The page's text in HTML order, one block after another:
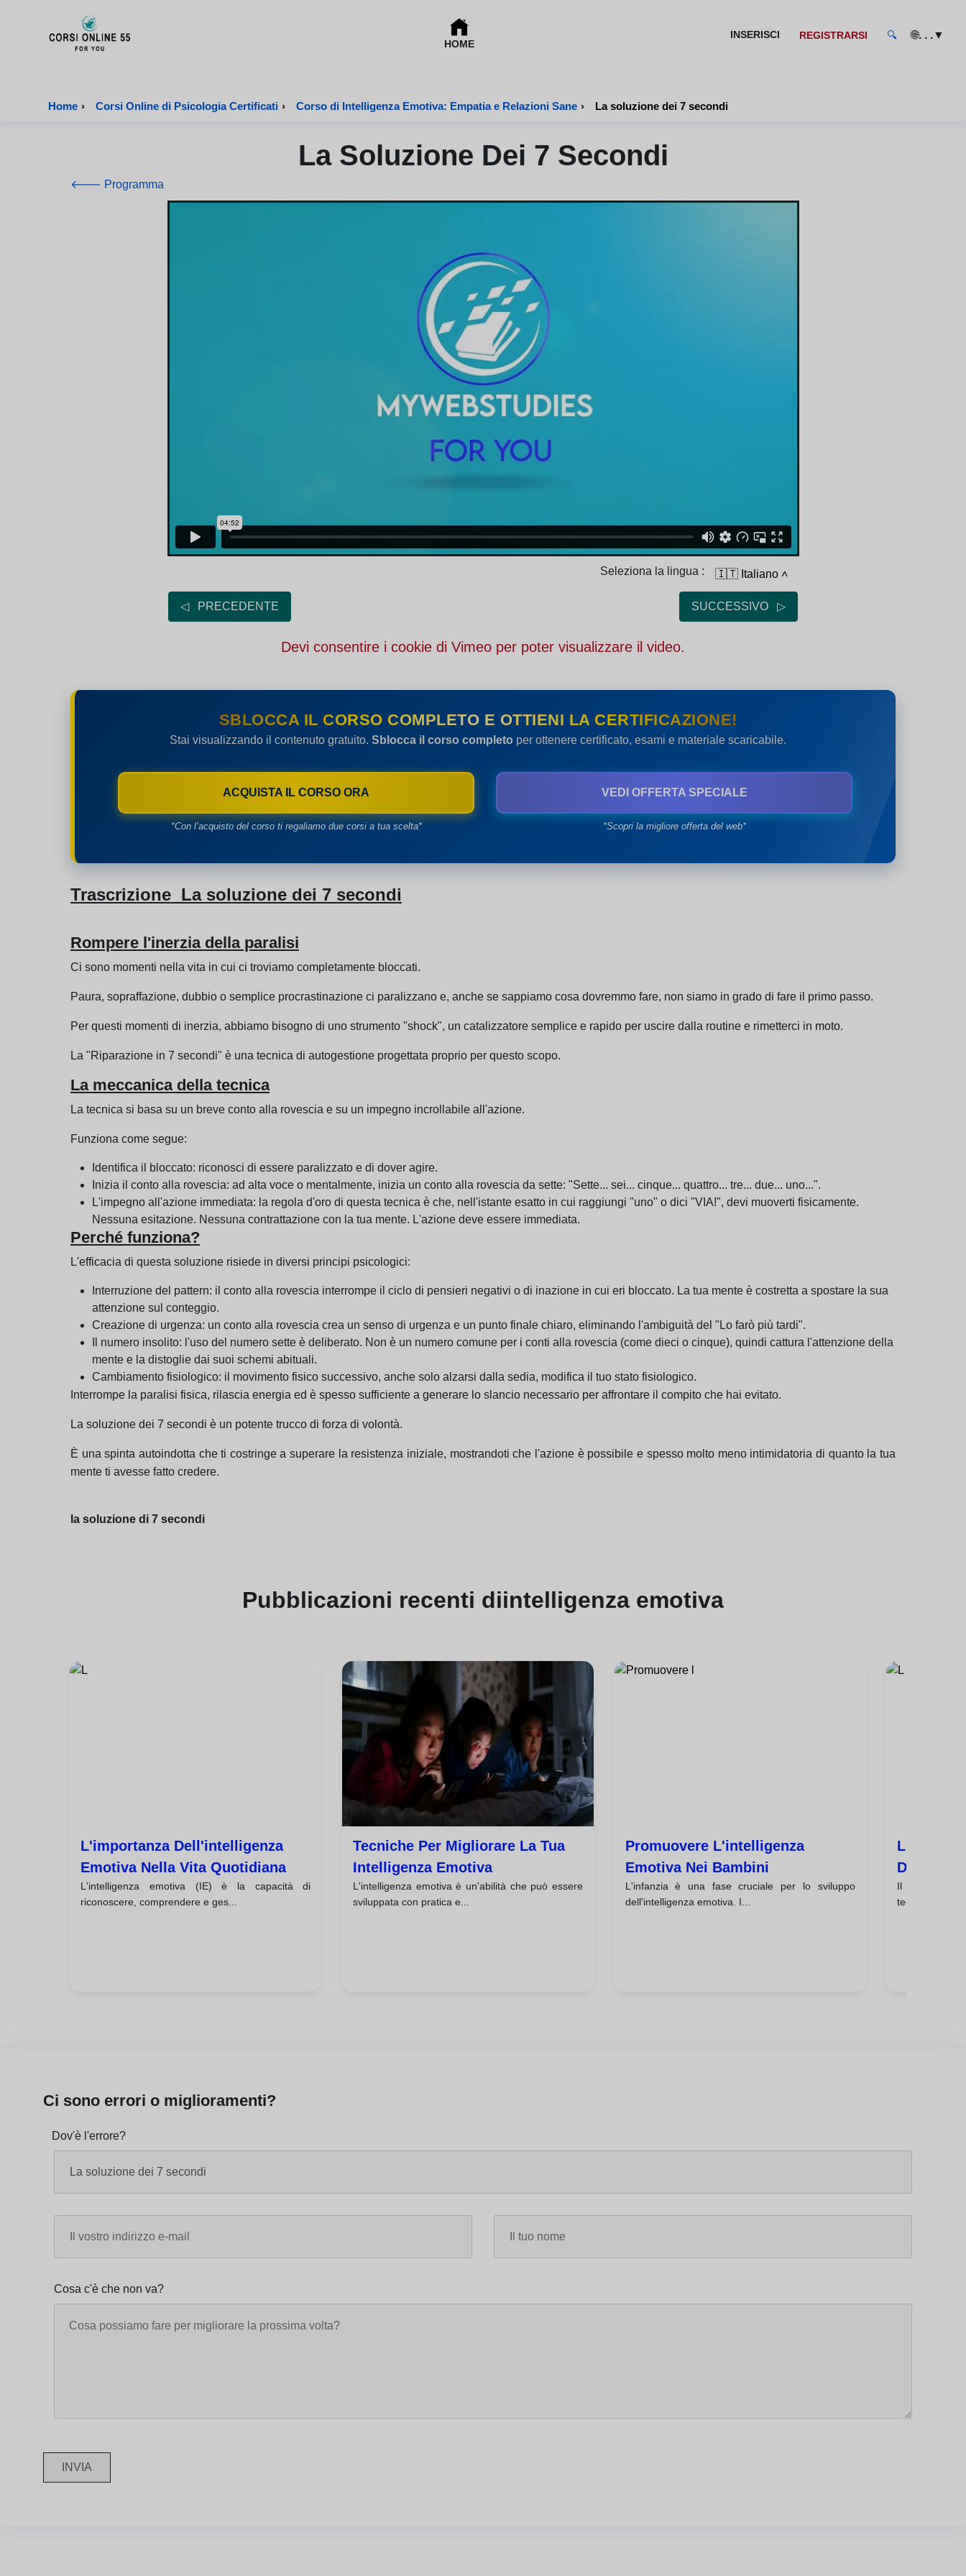
HOME
INSERISCI REGISTRARSI 🔍 🌐. . .▼
Home › Corsi Online di Psicologia Certificati › Corso di Intelligenza Emotiva: Empatia e Relazioni Sane › La soluzione dei 7 secondi
La Soluzione Dei 7 Secondi
🡐 Programma
Seleziona la lingua : 🇮🇹 Italiano ˄
◁ PRECEDENTE SUCCESSIVO ▷
Devi consentire i cookie di Vimeo per poter visualizzare il video.
SBLOCCA IL CORSO COMPLETO E OTTIENI LA CERTIFICAZIONE!
Stai visualizzando il contenuto gratuito. Sblocca il corso completo per ottenere certificato, esami e materiale scaricabile.
ACQUISTA IL CORSO ORA
*Con l’acquisto del corso ti regaliamo due corsi a tua scelta*
VEDI OFFERTA SPECIALE
*Scopri la migliore offerta del web*
Trascrizione La soluzione dei 7 secondi
Rompere l'inerzia della paralisi
Ci sono momenti nella vita in cui ci troviamo completamente bloccati.
Paura, sopraffazione, dubbio o semplice procrastinazione ci paralizzano e, anche se sappiamo cosa dovremmo fare, non siamo in grado di fare il primo passo.
Per questi momenti di inerzia, abbiamo bisogno di uno strumento "shock", un catalizzatore semplice e rapido per uscire dalla routine e rimetterci in moto.
La "Riparazione in 7 secondi" è una tecnica di autogestione progettata proprio per questo scopo.
La meccanica della tecnica
La tecnica si basa su un breve conto alla rovescia e su un impegno incrollabile all'azione.
Funziona come segue:
Identifica il bloccato: riconosci di essere paralizzato e di dover agire.
Inizia il conto alla rovescia: ad alta voce o mentalmente, inizia un conto alla rovescia da sette: "Sette... sei... cinque... quattro... tre... due... uno...".
L'impegno all'azione immediata: la regola d'oro di questa tecnica è che, nell'istante esatto in cui raggiungi "uno" o dici "VIA!", devi muoverti fisicamente.
Nessuna esitazione. Nessuna contrattazione con la tua mente. L'azione deve essere immediata.
Perché funziona?
L'efficacia di questa soluzione risiede in diversi principi psicologici:
Interruzione del pattern: il conto alla rovescia interrompe il ciclo di pensieri negativi o di inazione in cui eri bloccato. La tua mente è costretta a spostare la sua
attenzione sul conteggio.
Creazione di urgenza: un conto alla rovescia crea un senso di urgenza e un punto finale chiaro, eliminando l'ambiguità del "Lo farò più tardi".
Il numero insolito: l'uso del numero sette è deliberato. Non è un numero comune per i conti alla rovescia (come dieci o cinque), quindi cattura l'attenzione della
mente e la distoglie dai suoi schemi abituali.
Cambiamento fisiologico: il movimento fisico successivo, anche solo alzarsi dalla sedia, modifica il tuo stato fisiologico.
Interrompe la paralisi fisica, rilascia energia ed è spesso sufficiente a generare lo slancio necessario per affrontare il compito che hai evitato.
La soluzione dei 7 secondi è un potente trucco di forza di volontà.
È una spinta autoindotta che ti costringe a superare la resistenza iniziale, mostrandoti che l'azione è possibile e spesso molto meno intimidatoria di quanto la tua
mente ti avesse fatto credere.
la soluzione di 7 secondi
Pubblicazioni recenti diintelligenza emotiva
L'importanza Dell'intelligenza
Emotiva Nella Vita Quotidiana
L'intelligenza emotiva (IE) è la capacità di
riconoscere, comprendere e ges...
Tecniche Per Migliorare La Tua
Intelligenza Emotiva
L'intelligenza emotiva è un'abilità che può essere
sviluppata con pratica e...
Promuovere L'intelligenza
Emotiva Nei Bambini
L'infanzia è una fase cruciale per lo sviluppo
dell'intelligenza emotiva. I...
Di Lavoro
Il mondo del
tecniche e
Ci sono errori o miglioramenti?
Dov'è l'errore?
Cosa c'è che non va?
INVIA